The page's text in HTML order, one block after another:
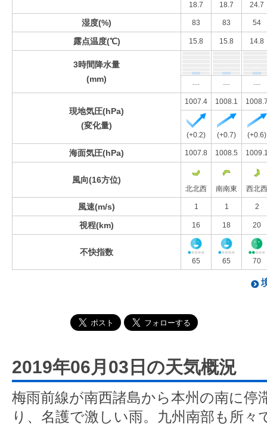
18.7 18.7 24.7
湿度(%) 83 83 54
露点温度(℃) 15.8 15.8 14.8
3時間降水量
(mm)
--- --- ---
現地気圧(hPa)
(変化量)
1007.4 1008.1
(+0.2) (+0.7) (+0.6)
海面気圧(hPa) 1007.8 1008.5
風向(16方位)
北北西 南南東 西北西
風速(m/s) 1 1 2
視程(km) 16 18 20
不快指数
65 65 70
2019年06月03日の天気概況
梅雨前線が南西諸島から本州の南に停
り、名護で激しい雨。九州南部も所々